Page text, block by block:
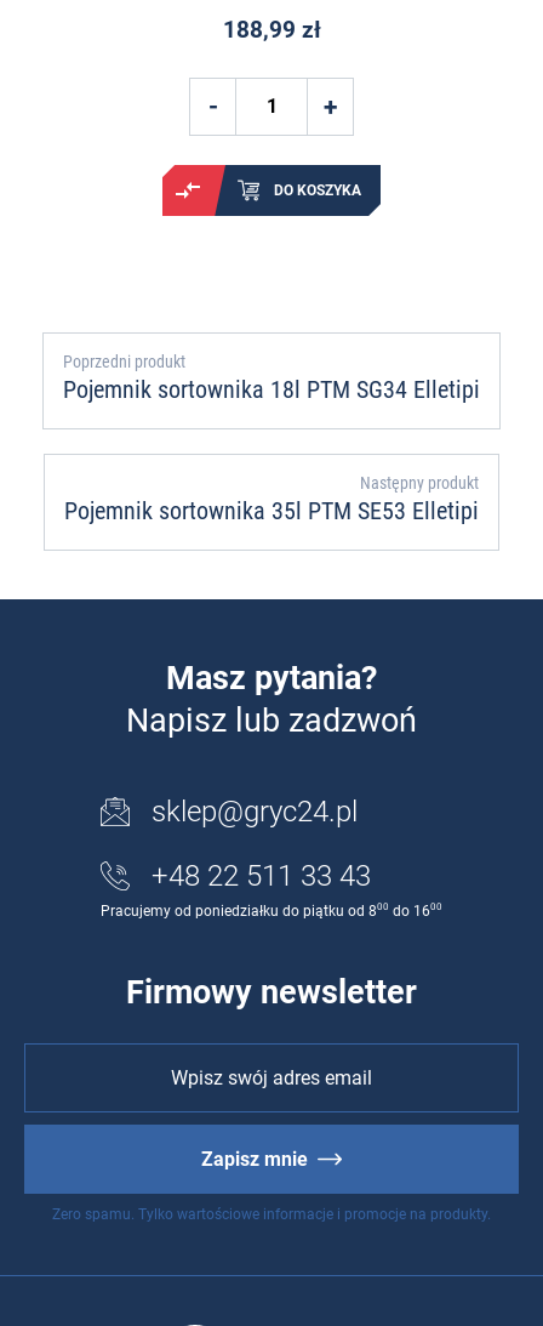
188,99 zł
DO KOSZYKA
Poprzedni produkt
Pojemnik sortownika 18l PTM SG34 Elletipi
Następny produkt
Pojemnik sortownika 35l PTM SE53 Elletipi
Masz pytania?
Napisz lub zadzwoń
sklep@gryc24.pl
+48 22 511 33 43
Pracujemy od poniedziałku do piątku od 800 do 1600
Firmowy newsletter
Zapisz mnie
Zero spamu. Tylko wartościowe informacje i promocje na produkty.